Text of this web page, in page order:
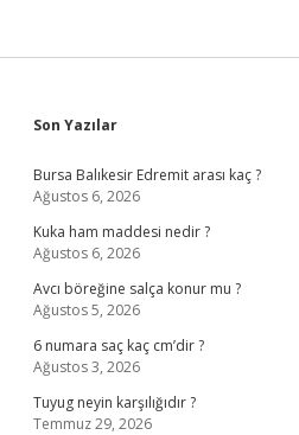
Sidebar
Son Yazılar
Bursa Balıkesir Edremit arası kaç ?
Ağustos 6, 2026
Kuka ham maddesi nedir ?
Ağustos 6, 2026
Avcı böreğine salça konur mu ?
Ağustos 5, 2026
6 numara saç kaç cm’dir ?
Ağustos 3, 2026
Tuyug neyin karşılığıdır ?
Temmuz 29, 2026